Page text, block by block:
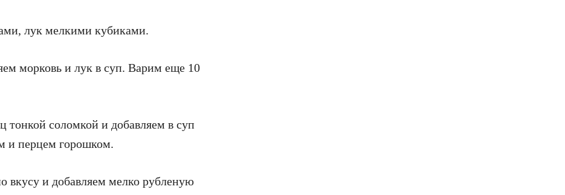
лук мелкими кубиками.
морковь и лук в суп. Варим еще 10
тонкой соломкой и добавляем в суп
и перцем горошком.
вкусу и добавляем мелко рубленую